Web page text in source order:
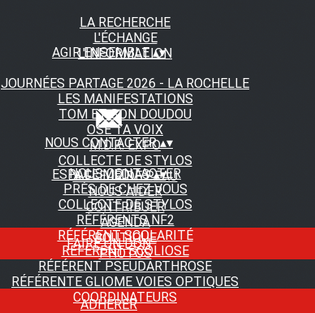
LA RECHERCHE
L'ÉCHANGE
L'INFORMATION
AGIR ENSEMBLE▴▾
JOURNÉES PARTAGE 2026 - LA ROCHELLE
LES MANIFESTATIONS
TOM ET SON DOUDOU
OSE TA VOIX
M.D.R. EXPO
COLLECTE DE STYLOS
A FLEUR DE PEAU
NOUS AIDER
CONTRIBUER
AGENDA
BOUTIQUE
PHOTOS
NOUS CONTACTER▴▾
NOUS CONTACTER
PRÈS DE CHEZ VOUS
COLLECTE DE STYLOS
RÉFÉRENTS NF2
RÉFÉRENT SCOLARITÉ
RÉFÉRENT SCOLIOSE
RÉFÉRENT PSEUDARTHROSE
RÉFÉRENTE GLIOME VOIES OPTIQUES
COORDINATEURS
ESPACE MEDIAS▴▾
FAIRE UN DON
ADHÉRER